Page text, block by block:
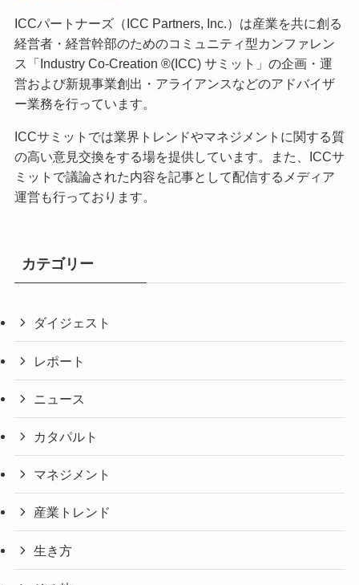
ICCパートナーズ（ICC Partners, Inc.）は産業を共に創る
経営者・経営幹部のためのコミュニティ型カンファレン
ス「Industry Co-Creation ®(ICC) サミット」の企画・運
営および新規事業創出・アライアンスなどのアドバイザ
ー業務を行っています。
ICCサミットでは業界トレンドやマネジメントに関する質
の高い意見交換をする場を提供しています。また、ICCサ
ミットで議論された内容を記事として配信するメディア
運営も行っております。
カテゴリー
ダイジェスト
レポート
ニュース
カタパルト
マネジメント
産業トレンド
生き方